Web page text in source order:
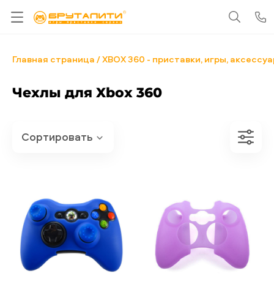
Главная страница XBOX 360 - приставки, игры,
Чехлы для Xbox 360